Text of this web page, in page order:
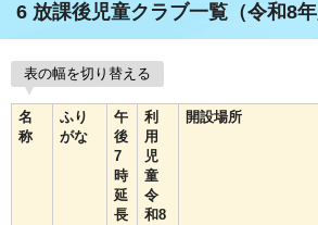
6 放課後児童クラブ一覧（令和8年
表の幅を切り替える
名
称
ふり
がな
午
後
7
時
延
長
利
用
児
童
令
和8
開設場所